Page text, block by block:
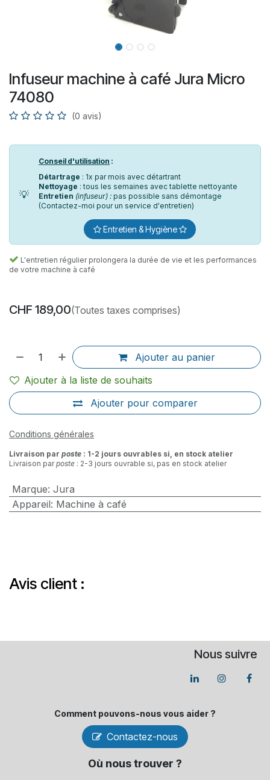
Infuseur machine à café Jura Micro
74080
(0 avis)
💡
Conseil d'utilisation :
Détartrage : 1x par mois avec détartrant
Nettoyage : tous les semaines avec tablette nettoyante
Entretien (infuseur) : pas possible sans démontage
(Contactez-moi pour un service d'entretien)
Entretien & Hygiène
L'entretien régulier prolongera la durée de vie et les performances
de votre machine à café
CHF 189,00(Toutes taxes comprises)
Ajouter au panier
Ajouter pour comparer
Ajouter à la liste de souhaits
Conditions générales
Livraison par poste : 1-2 jours ouvrables si, en stock atelier
Livraison parposte : 2-3 jours ouvrable si, pas en stock atelier
Marque: Jura
Appareil: Machine à café
Avis client :
Nous suivre
Comment pouvons-​nous vous aider ?
Contactez-nous
Où nous trouver ?